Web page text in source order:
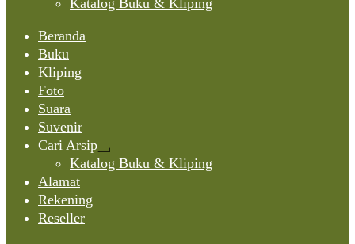
Katalog Buku & Kliping
Beranda
Buku
Kliping
Foto
Suara
Suvenir
Cari Arsip
Expand
child
Katalog Buku & Kliping
Alamat
Rekening
Reseller